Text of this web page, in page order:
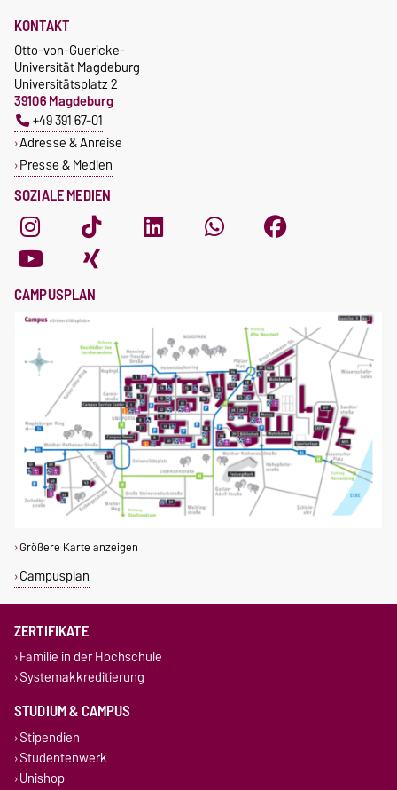
SOZIALE MEDIEN
KONTAKT
Otto-von-Guericke-
Universität Magdeburg
Universitätsplatz 2
39106 Magdeburg
+49 391 67-01
Adresse & Anreise
Presse & Medien
CAMPUSPLAN
Größere Karte anzeigen
Campusplan
ZERTIFIKATE
Familie in der Hochschule
Systemakkreditierung
STUDIUM & CAMPUS
Stipendien
Studentenwerk
Unishop